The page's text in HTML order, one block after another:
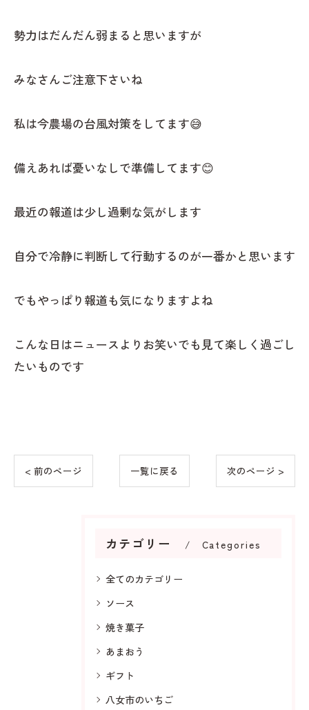
勢力はだんだん弱まると思いますが
みなさんご注意下さいね
私は今農場の台風対策をしてます😅
備えあれば憂いなしで準備してます😊
最近の報道は少し過剰な気がします
自分で冷静に判断して行動するのが一番かと思います
でもやっぱり報道も気になりますよね
こんな日はニュースよりお笑いでも見て楽しく過ごし
たいものです
< 前のページ 一覧に戻る 次のページ >
カテゴリー Categories
全てのカテゴリー
ソース
焼き菓子
あまおう
ギフト
八女市のいちご